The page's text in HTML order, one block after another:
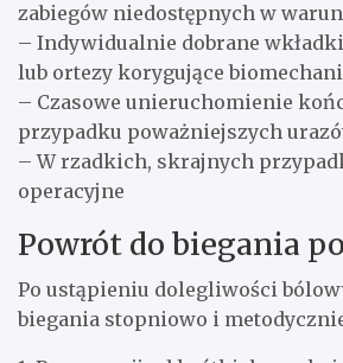
zabiegów niedostępnych w
– Indywidualnie dobrane
lub ortezy korygujące
– Czasowe unieruchomienie
przypadku poważniejszych
– W rzadkich, skrajnych
operacyjne
Powrót do biegania
Po ustąpieniu dolegliwości
biegania stopniowo i